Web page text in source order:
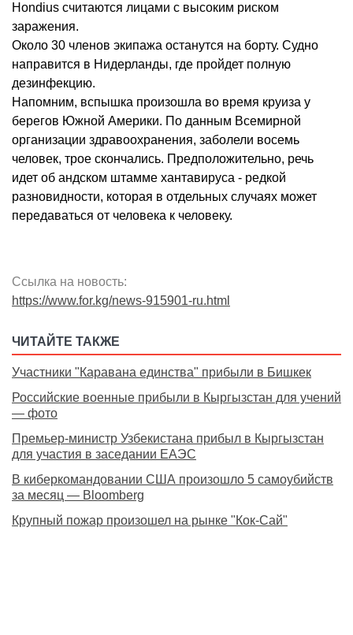
Hondius считаются лицами с высоким риском
заражения.
Около 30 членов экипажа останутся на борту. Судно
направится в Нидерланды, где пройдет полную
дезинфекцию.
Напомним, вспышка произошла во время круиза у
берегов Южной Америки. По данным Всемирной
организации здравоохранения, заболели восемь
человек, трое скончались. Предположительно, речь
идет об андском штамме хантавируса - редкой
разновидности, которая в отдельных случаях может
передаваться от человека к человеку.
Ссылка на новость:
https://www.for.kg/news-915901-ru.html
ЧИТАЙТЕ ТАКЖЕ
Участники "Каравана единства" прибыли в Бишкек
Российские военные прибыли в Кыргызстан для учений
— фото
Премьер-министр Узбекистана прибыл в Кыргызстан
для участия в заседании ЕАЭС
В киберкомандовании США произошло 5 самоубийств
за месяц — Bloomberg
Крупный пожар произошел на рынке "Кок-Сай"